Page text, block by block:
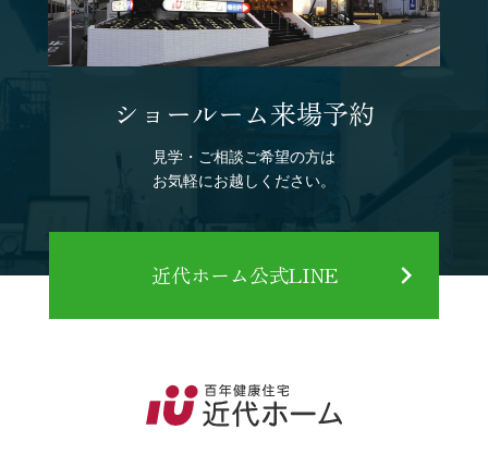
ショールーム来場予約
見学・ご相談ご希望の方は
お気軽にお越しください。
近代ホーム公式LINE